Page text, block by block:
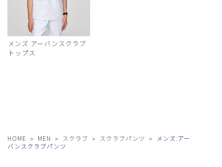
メンズ:アーバンスクラブ
トップス
HOME MEN スクラブ スクラブパンツ
メンズ:アー
バンスクラブパンツ